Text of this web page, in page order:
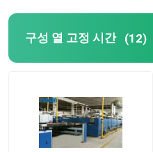
구성 열 고정 시간 (12)